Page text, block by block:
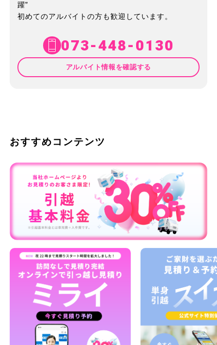
躍”
初めてのアルバイトの方も歓迎しています。
073-448-0130
アルバイト情報を確認する
おすすめコンテンツ